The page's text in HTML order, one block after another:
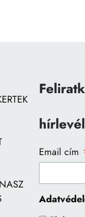
Email cím